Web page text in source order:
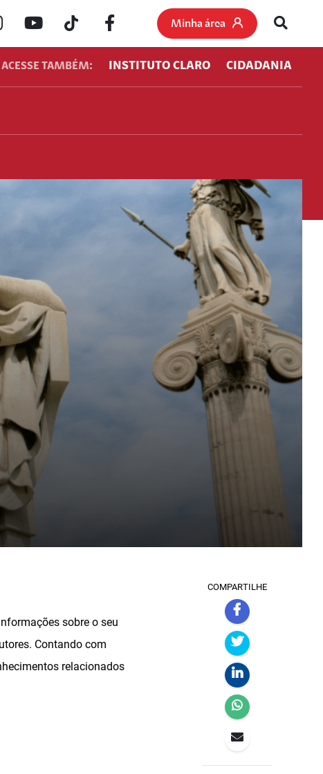
Minha área
ACESSE TAMBÉM: INSTITUTO CLARO CIDADANIA
sobre o seu
Contando com
relacionados
COMPARTILHE